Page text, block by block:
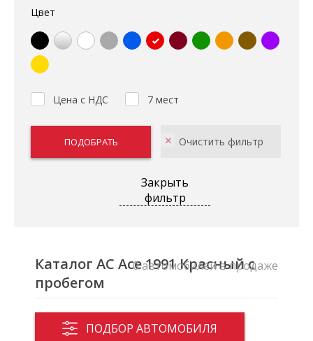
Цвет
Цена с НДС 7 мест
Закрыть
фильтр
Каталог AC Ace 1991 Красный с
пробегом
ПОДБОР АВТОМОБИЛЯ
0 автомобилей в продаже